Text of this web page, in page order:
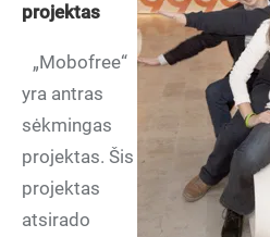
projektas
„Mobofree“
yra antras
sėkmingas
projektas. Šis
projektas
atsirado